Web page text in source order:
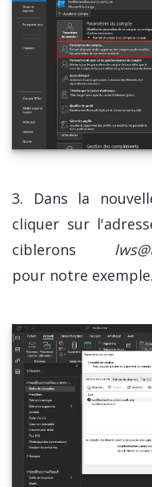
3. Dans la
cliquer sur
ciblerons
pour notre exemple.